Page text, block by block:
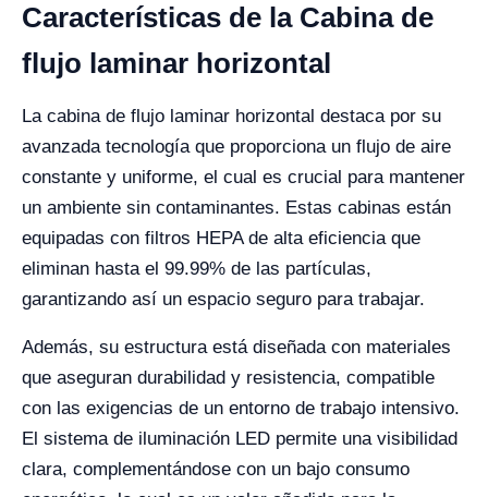
Características de la Cabina de
flujo laminar horizontal
La cabina de flujo laminar horizontal destaca por su
avanzada tecnología que proporciona un flujo de aire
constante y uniforme, el cual es crucial para mantener
un ambiente sin contaminantes. Estas cabinas están
equipadas con filtros HEPA de alta eficiencia que
eliminan hasta el 99.99% de las partículas,
garantizando así un espacio seguro para trabajar.
Además, su estructura está diseñada con materiales
que aseguran durabilidad y resistencia, compatible
con las exigencias de un entorno de trabajo intensivo.
El sistema de iluminación LED permite una visibilidad
clara, complementándose con un bajo consumo